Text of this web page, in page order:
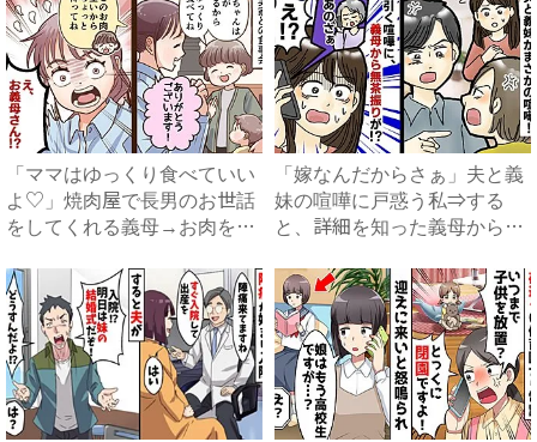
「ママはゆっくり食べていい
よ♡」焼肉屋で長男のお世話
をしてくれる義母→お肉をお
「嫁なんだからさぁ」夫と義
妹の喧嘩に戸惑う私⇒する
と、詳細を知った義母からま